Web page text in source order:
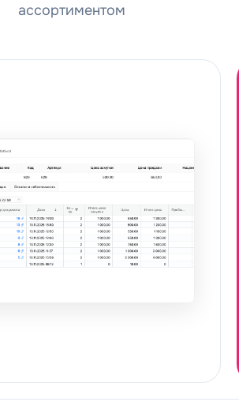
ассортиментом